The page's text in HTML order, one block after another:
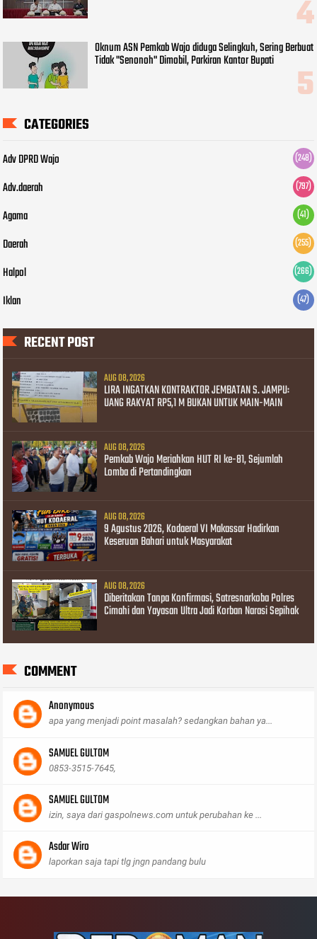
Oknum ASN Pemkab Wajo diduga Selingkuh, Sering Berbuat
Tidak "Senonoh" Dimobil, Parkiran Kantor Bupati
CATEGORIES
Adv DPRD Wajo (248)
Adv.daerah (797)
Agama (41)
Daerah (255)
Halpol (266)
Iklan (47)
RECENT POST
AUG 08, 2026
LIRA INGATKAN KONTRAKTOR JEMBATAN S. JAMPU:
UANG RAKYAT RP5,1 M BUKAN UNTUK MAIN-MAIN
AUG 08, 2026
Pemkab Wajo Meriahkan HUT RI ke-81, Sejumlah
Lomba di Pertandingkan
AUG 08, 2026
9 Agustus 2026, Kodaeral VI Makassar Hadirkan
Keseruan Bahari untuk Masyarakat
AUG 08, 2026
Diberitakan Tanpa Konfirmasi, Satresnarkoba Polres
Cimahi dan Yayasan Ultra Jadi Korban Narasi Sepihak
COMMENT
Anonymous
apa yang menjadi point masalah? sedangkan bahan ya...
SAMUEL GULTOM
0853-3515-7645,
SAMUEL GULTOM
izin, saya dari gaspolnews.com untuk perubahan ke ...
Asdar Wiro
laporkan saja tapi tlg jngn pandang bulu